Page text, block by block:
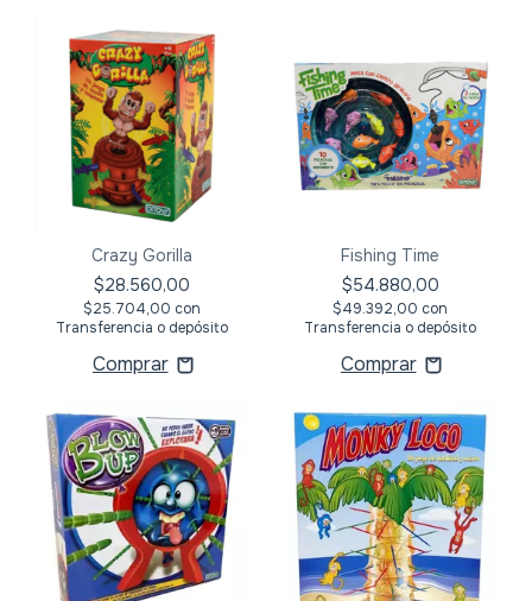
Crazy Gorilla
$28.560,00
$25.704,00 con
Transferencia o depósito
Fishing Time
$54.880,00
$49.392,00 con
Transferencia o depósito